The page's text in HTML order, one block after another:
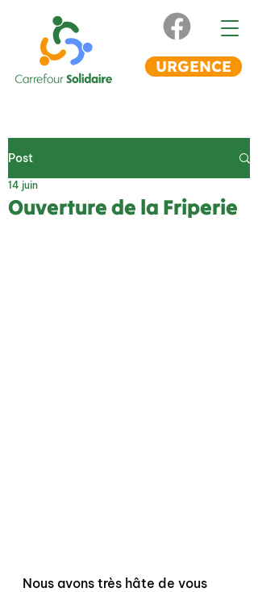
URGENCE
Post
Ouverture de la Friperie
14 juin
Nous avons très hâte de vous